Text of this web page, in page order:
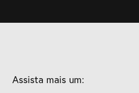
Assista mais um: